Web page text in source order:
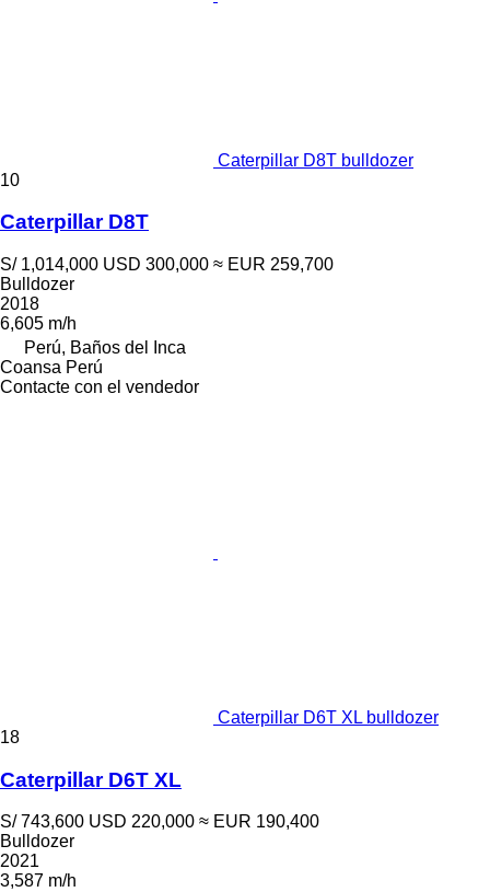
Caterpillar D8T bulldozer
10
Caterpillar D8T
S/ 1,014,000 USD 300,000 ≈ EUR 259,700
Bulldozer
2018
6,605 m/h
Perú, Baños del Inca
Coansa Perú
Contacte con el vendedor
Caterpillar D6T XL bulldozer
18
Caterpillar D6T XL
S/ 743,600 USD 220,000 ≈ EUR 190,400
Bulldozer
2021
3,587 m/h